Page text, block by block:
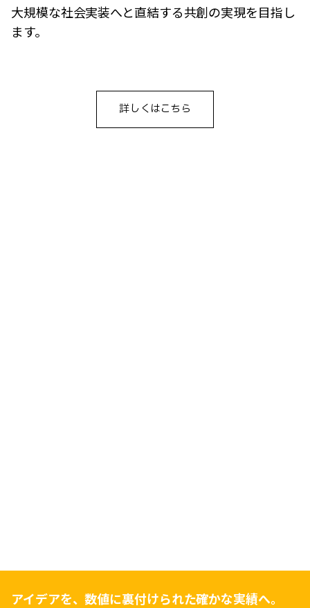
大規模な社会実装へと直結する共創の実現を目指し
ます。
詳しくはこちら
アイデアを、数値に裏付けられた確かな実績へ。